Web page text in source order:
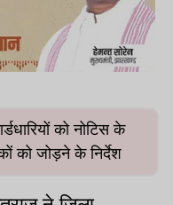
को नोटिस के
को जोड़ने के निर्देश